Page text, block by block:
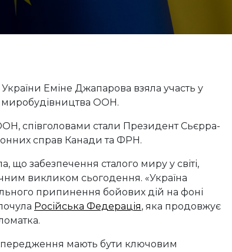
Еміне Джапарова взяла участь у
миробудівництва ООН.
співголовами стали Президент Сьєрра-
справ Канади та ФРН.
що забезпечення сталого миру у світі,
викликом сьогодення. «Україна
припинення бойових дій на фоні
Російська Федерація, яка продовжує
мають бути ключовим